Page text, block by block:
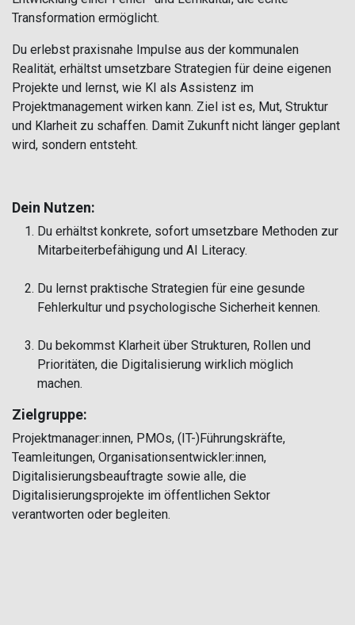
Transformation ermöglicht.
Du erlebst praxisnahe Impulse aus der kommunalen
Realität, erhältst umsetzbare Strategien für deine eigenen
Projekte und lernst, wie KI als Assistenz im
Projektmanagement wirken kann. Ziel ist es, Mut, Struktur
und Klarheit zu schaffen. Damit Zukunft nicht länger geplant
wird, sondern entsteht.
Dein Nutzen:
Du erhältst konkrete, sofort umsetzbare Methoden zur
Mitarbeiterbefähigung und AI Literacy.
Du lernst praktische Strategien für eine gesunde
Fehlerkultur und psychologische Sicherheit kennen.
Du bekommst Klarheit über Strukturen, Rollen und
Prioritäten, die Digitalisierung wirklich möglich
machen.
Zielgruppe:
Projektmanager:innen, PMOs, (IT-)Führungskräfte,
Teamleitungen, Organisationsentwickler:innen,
Digitalisierungsbeauftragte sowie alle, die
Digitalisierungsprojekte im öffentlichen Sektor
verantworten oder begleiten.